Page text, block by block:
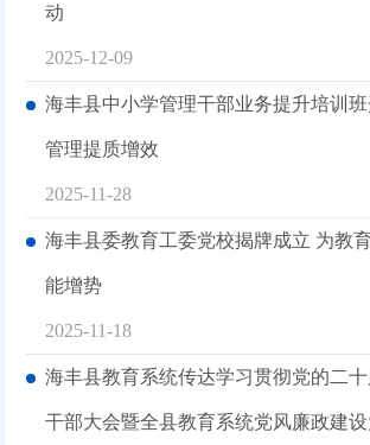
动
2025-12-09
海丰县中小学管理干部业务提升培训
管理提质增效
2025-11-28
海丰县委教育工委党校揭牌成立 为教
能增势
2025-11-18
海丰县教育系统传达学习贯彻党的二
干部大会暨全县教育系统党风廉政建